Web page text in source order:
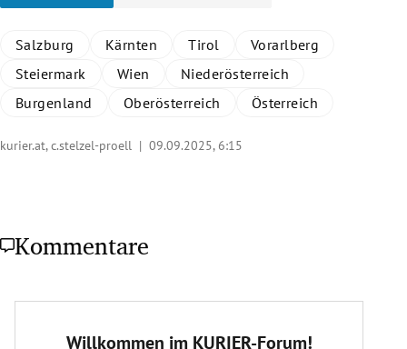
Salzburg Kärnten Tirol
Vorarlberg
Steiermark
Wien
Niederösterreich
Burgenland
Oberösterreich Österreich
kurier.at, c.stelzel-proell | 09.09.2025, 6:15
Kommentare